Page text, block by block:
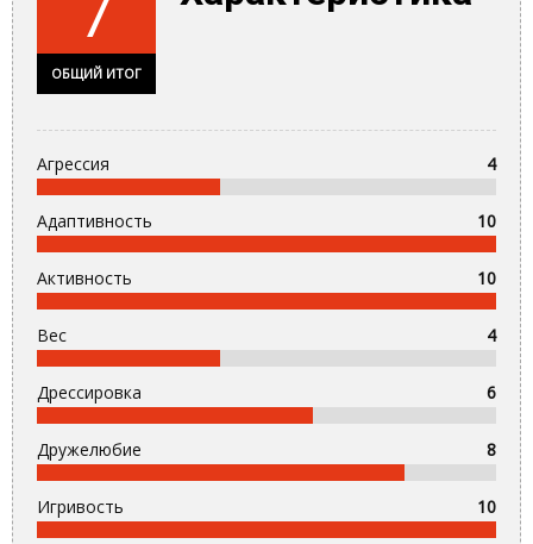
ОБЩИЙ ИТОГ
Агрессия 4
Адаптивность 10
Активность 10
Вес 4
Дрессировка 6
Дружелюбие 8
Игривость 10